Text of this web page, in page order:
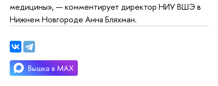
медицины», — комментирует директор НИУ ВШЭ в
Нижнем Новгороде Анна Бляхман.